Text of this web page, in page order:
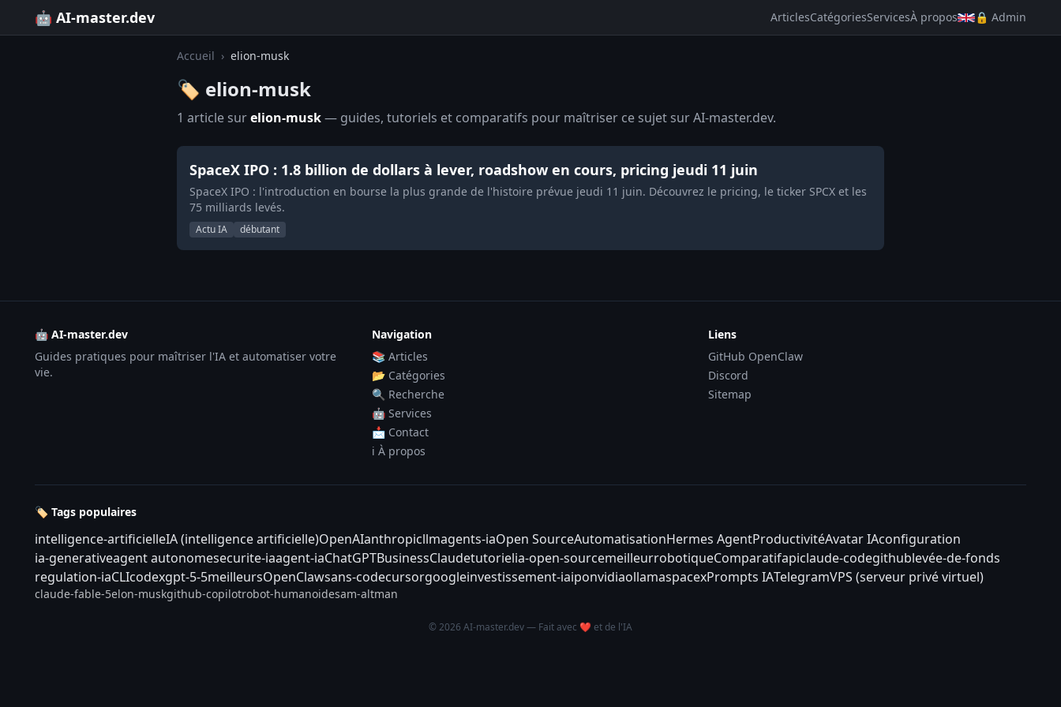
🤖 AI-master.dev ArticlesCatégoriesServicesÀ propos 🔒 Admin
Accueil › elion-musk
🏷️ elion-musk
1 article surelion-musk— guides, tutoriels et comparatifs pour maîtriser ce sujet sur AI-master.dev.
SpaceX IPO : 1.8 billion de dollars à lever, roadshow en cours, pricing jeudi 11 juin
SpaceX IPO : l'introduction en bourse la plus grande de l'histoire prévue jeudi 11 juin. Découvrez le pricing, le ticker SPCX et les
75 milliards levés.
Actu IA débutant
🤖 AI-master.dev
Guides pratiques pour maîtriser l'IA et automatiser votre
vie.
Navigation
📚 Articles
📂 Catégories
🔍 Recherche
🤖 Services
📩 Contact
ℹ️ À propos
Liens
GitHub OpenClaw
Discord
Sitemap
🏷️ Tags populaires
intelligence-artificielleIA (intelligence artificielle)OpenAIanthropicllmagents-iaOpen SourceAutomatisationHermes AgentProductivitéAvatar IAconfiguration
ia-generativeagent autonomesecurite-iaagent-iaChatGPTBusinessClaudetutorielia-open-sourcemeilleurrobotiqueComparatifapiclaude-codegithublevée-de-fonds
regulation-iaCLIcodexgpt-5-5meilleursOpenClawsans-codecursorgoogleinvestissement-iaiponvidiaollamaspacexPrompts IATelegramVPS (serveur privé virtuel)
claude-fable-5elon-muskgithub-copilotrobot-humanoidesam-altman
© 2026 AI-master.dev — Fait avec ❤️ et de l'IA